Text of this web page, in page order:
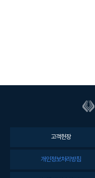
고객헌장
개인정보처리방침